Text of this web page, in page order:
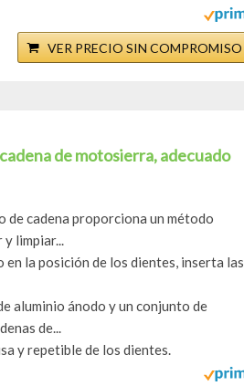
VER PRECIO SIN COMPROMISO
de motosierra, adecuado
cadena proporciona un método
limpiar...
la posición de los dientes, inserta las
aluminio ánodo y un conjunto de
de...
y repetible de los dientes.